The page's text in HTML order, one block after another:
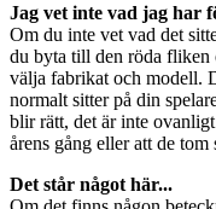
Jag vet inte vad jag har
Om du inte vet vad det
du byta till den röda fliken
välja fabrikat och modell.
normalt sitter på din
blir rätt, det är inte
årens gång eller att de tom
Det står något här...